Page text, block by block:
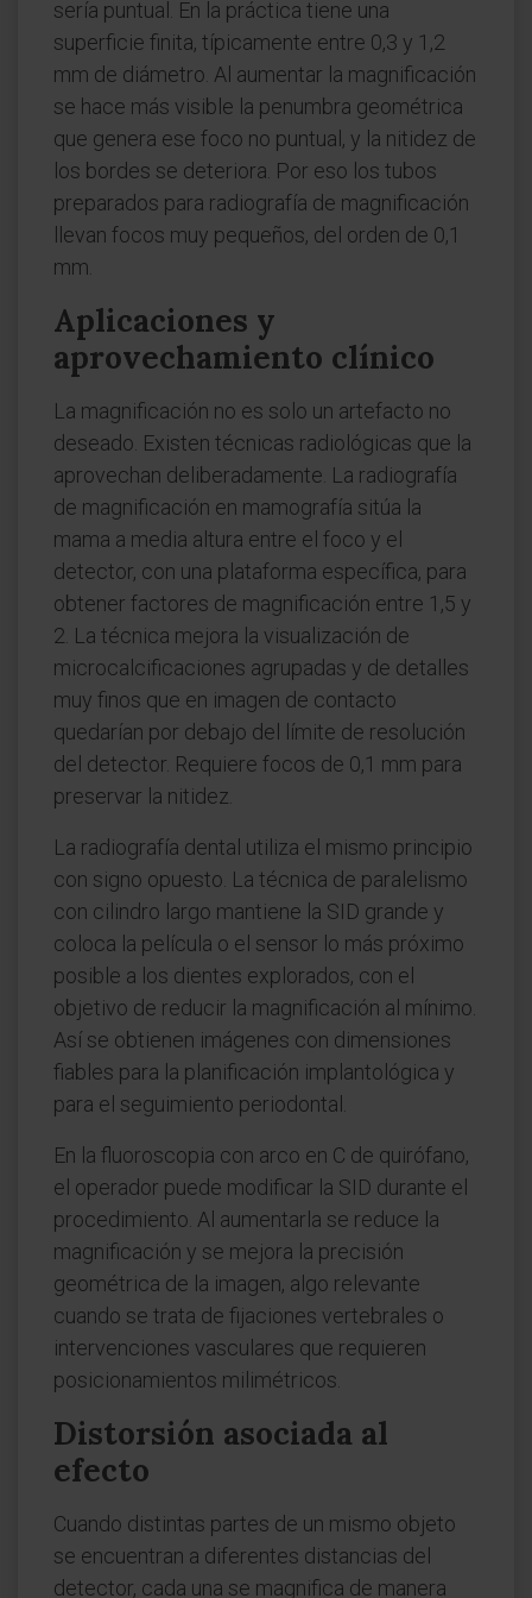
sería puntual. En la práctica tiene una
superficie finita, típicamente entre 0,3 y 1,2
mm de diámetro. Al aumentar la magnificación
se hace más visible la penumbra geométrica
que genera ese foco no puntual, y la nitidez de
los bordes se deteriora. Por eso los tubos
preparados para radiografía de magnificación
llevan focos muy pequeños, del orden de 0,1
mm.
Aplicaciones y
aprovechamiento clínico
La magnificación no es solo un artefacto no
deseado. Existen técnicas radiológicas que la
aprovechan deliberadamente. La radiografía
de magnificación en mamografía sitúa la
mama a media altura entre el foco y el
detector, con una plataforma específica, para
obtener factores de magnificación entre 1,5 y
2. La técnica mejora la visualización de
microcalcificaciones agrupadas y de detalles
muy finos que en imagen de contacto
quedarían por debajo del límite de resolución
del detector. Requiere focos de 0,1 mm para
preservar la nitidez.
La radiografía dental utiliza el mismo principio
con signo opuesto. La técnica de paralelismo
con cilindro largo mantiene la SID grande y
coloca la película o el sensor lo más próximo
posible a los dientes explorados, con el
objetivo de reducir la magnificación al mínimo.
Así se obtienen imágenes con dimensiones
fiables para la planificación implantológica y
para el seguimiento periodontal.
En la fluoroscopia con arco en C de quirófano,
el operador puede modificar la SID durante el
procedimiento. Al aumentarla se reduce la
magnificación y se mejora la precisión
geométrica de la imagen, algo relevante
cuando se trata de fijaciones vertebrales o
intervenciones vasculares que requieren
posicionamientos milimétricos.
Distorsión asociada al
efecto
Cuando distintas partes de un mismo objeto
se encuentran a diferentes distancias del
detector, cada una se magnifica de manera